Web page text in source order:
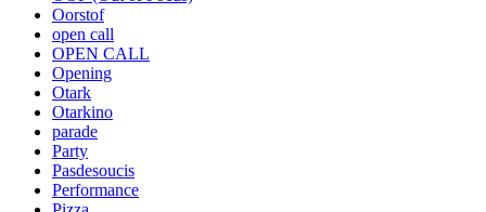
Oorstof
open call
OPEN CALL
Opening
Otark
Otarkino
parade
Party
Pasdesoucis
Performance